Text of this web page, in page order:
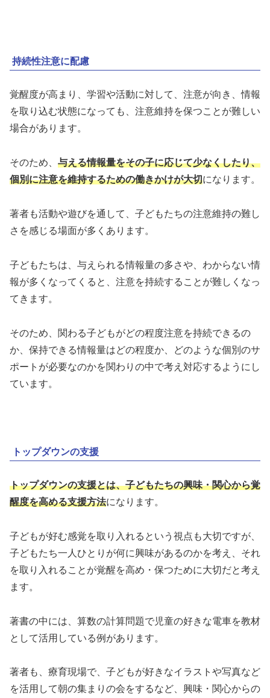
持続性注意に配慮
覚醒度が高まり、学習や活動に対して、注意が向き、情報
を取り込む状態になっても、注意維持を保つことが難しい
場合があります。
そのため、 与える情報量をその子に応じて少なくしたり、
個別に注意を維持するための働きかけが大切になります。
著者も活動や遊びを通して、子どもたちの注意維持の難し
さを感じる場面が多くあります。
子どもたちは、与えられる情報量の多さや、わからない情
報が多くなってくると、注意を持続することが難しくなっ
てきます。
そのため、関わる子どもがどの程度注意を持続できるの
か、保持できる情報量はどの程度か、どのような個別のサ
ポートが必要なのかを関わりの中で考え対応するようにし
ています。
トップダウンの支援
トップダウンの支援とは、子どもたちの興味・関心から覚
醒度を高める支援方法になります。
子どもが好む感覚を取り入れるという視点も大切ですが、
子どもたち一人ひとりが何に興味があるのかを考え、それ
を取り入れることが覚醒を高め・保つために大切だと考え
ます。
著書の中には、算数の計算問題で児童の好きな電車を教材
として活用している例があります。
著者も、療育現場で、子どもが好きなイラストや写真など
を活用して朝の集まりの会をするなど、興味・関心からの